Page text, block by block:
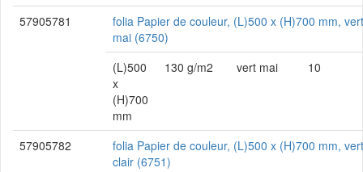
57905781
folia Papier de couleur, (L)500 x (H)700 mm, vert
mai (6750)
(L)500
x
(H)700
mm
130 g/m2 vert mai 10
57905782
folia Papier de couleur, (L)500 x (H)700 mm, vert
clair (6751)